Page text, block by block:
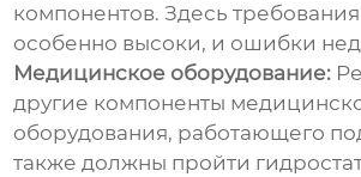
компонентов. Здесь
особенно высоки, и ошибки
Медицинское оборудование:
другие компоненты
оборудования, работающего
также должны пройти